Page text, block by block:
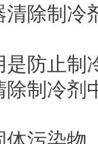
除制冷
防止制
制冷剂